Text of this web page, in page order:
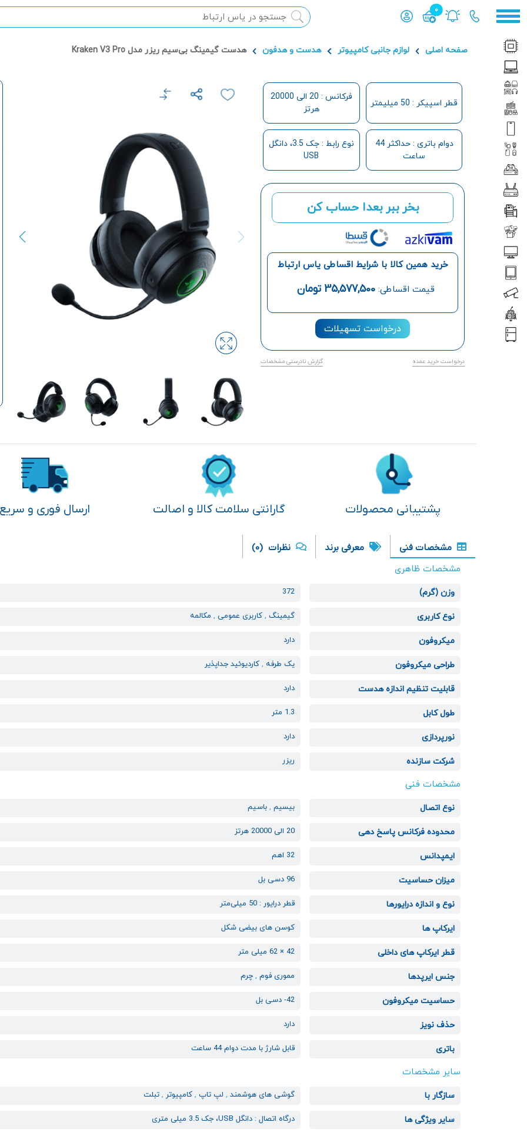
0
محصول افزوده شده به سبد
صفحه اصلی لوازم جانبی کامپیوتر هدست و هدفون هدست گیمینگ بی‌سیم ریزر مدل Kraken V3 Pro
قطر اسپیکر : 50 میلیمتر
فرکانس : 20 الی 20000
هرتز
دوام باتری : حداکثر 44
ساعت
نوع رابط : جک 3.5، دانگل
USB
بخر ببر بعدا حساب کن
خرید همین کالا با شرایط اقساطی یاس ارتباط
قیمت اقساطی:35,577,500 تومان
درخواست تسهیلات
درخواست خرید عمده گزارش نادرستی مشخصات
پشتیبانی محصولات گارانتی سلامت کالا و اصالت ارسال فوری و سریع
مشخصات فنی معرفی برند نظرات (0)
مشخصات ظاهری
وزن (گرم) 372
نوع کاربری گیمینگ , کاربری عمومی , مکالمه
میکروفون دارد
طراحی میکروفون یک طرفه , کاردیوئید جداپذیر
قابلیت تنظیم اندازه هدست دارد
طول کابل 1.3 متر
نورپردازی دارد
شرکت سازنده ریزر
مشخصات فنی
نوع اتصال بیسیم , باسیم
محدوده فرکانس پاسخ دهی 20 الی 20000 هرتز
ایمپدانس 32 اهم
میزان حساسیت 96 دسی بل
نوع و اندازه درایورها قطر درایور : 50 میلی‌متر
ایرکاپ ها کوسن های بیضی شکل
قطر ایرکاپ های داخلی 42 × 62 میلی متر
جنس ایرپدها مموری فوم , چرم
حساسیت میکروفون 42- دسی بل
حذف نویز دارد
باتری قابل شارژ با مدت دوام 44 ساعت
سایر مشخصات
سازگار با گوشی های هوشمند , لپ تاپ , کامپیوتر , تبلت
سایر ویژگی ها درگاه اتصال : دانگل USB، جک 3.5 میلی متری